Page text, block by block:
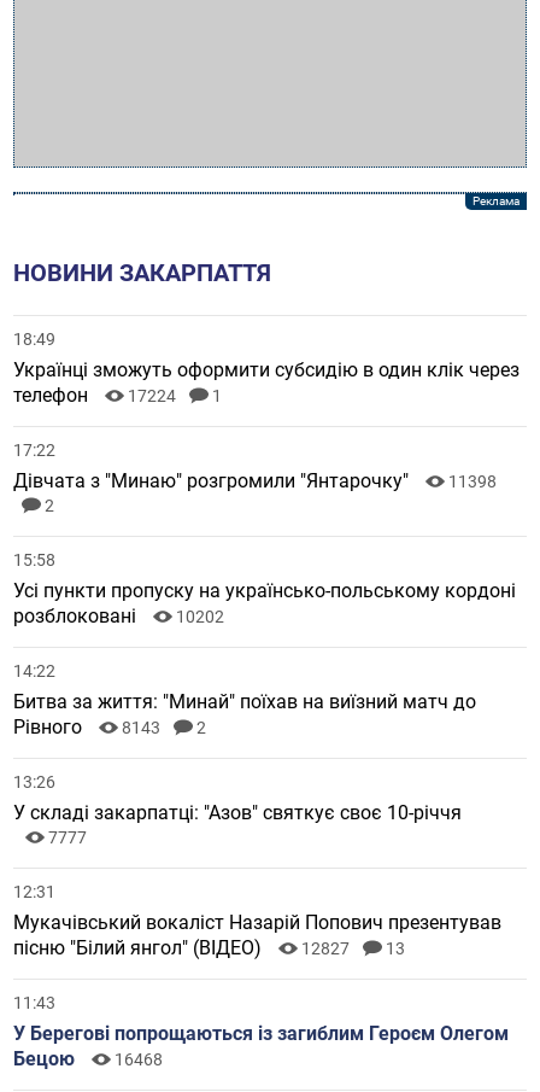
НОВИНИ ЗАКАРПАТТЯ
18:49
Українці зможуть оформити субсидію в один клік через
телефон
17224 1
17:22
Дівчата з "Минаю" розгромили "Янтарочку"
11398
2
15:58
Усі пункти пропуску на українсько-польському кордоні
розблоковані
10202
14:22
Битва за життя: "Минай" поїхав на виїзний матч до
Рівного
8143 2
13:26
У складі закарпатці: "Азов" святкує своє 10-річчя
7777
12:31
Мукачівський вокаліст Назарій Попович презентував
пісню "Білий янгол" (ВІДЕО)
12827 13
11:43
У Берегові попрощаються із загиблим Героєм Олегом
Бецою
16468